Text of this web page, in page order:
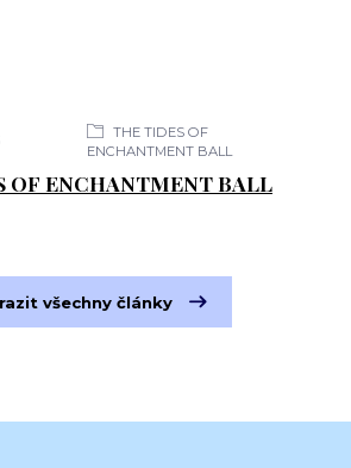
THE TIDES OF
ENCHANTMENT BALL
OF ENCHANTMENT BALL
všechny články